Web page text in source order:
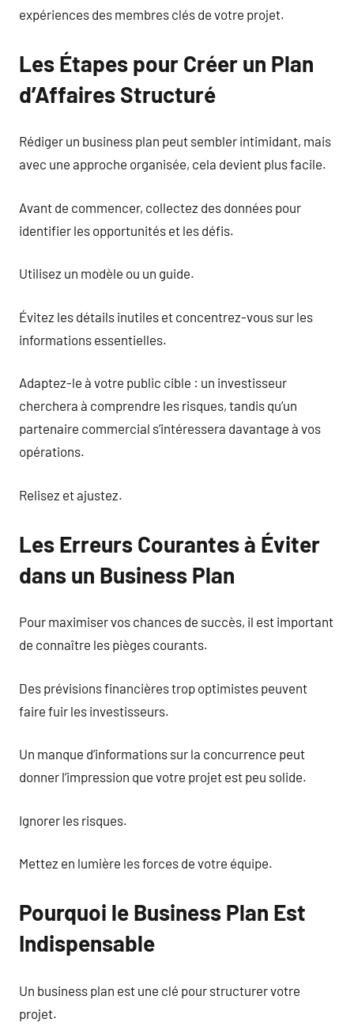
expériences des membres clés de votre projet.
Les Étapes pour Créer un Plan
d’Affaires Structuré
Rédiger un business plan peut sembler intimidant, mais
avec une approche organisée, cela devient plus facile.
Avant de commencer, collectez des données pour
identifier les opportunités et les défis.
Utilisez un modèle ou un guide.
Évitez les détails inutiles et concentrez-vous sur les
informations essentielles.
Adaptez-le à votre public cible : un investisseur
cherchera à comprendre les risques, tandis qu’un
partenaire commercial s’intéressera davantage à vos
opérations.
Relisez et ajustez.
Les Erreurs Courantes à Éviter
dans un Business Plan
Pour maximiser vos chances de succès, il est important
de connaître les pièges courants.
Des prévisions financières trop optimistes peuvent
faire fuir les investisseurs.
Un manque d’informations sur la concurrence peut
donner l’impression que votre projet est peu solide.
Ignorer les risques.
Mettez en lumière les forces de votre équipe.
Pourquoi le Business Plan Est
Indispensable
Un business plan est une clé pour structurer votre
projet.